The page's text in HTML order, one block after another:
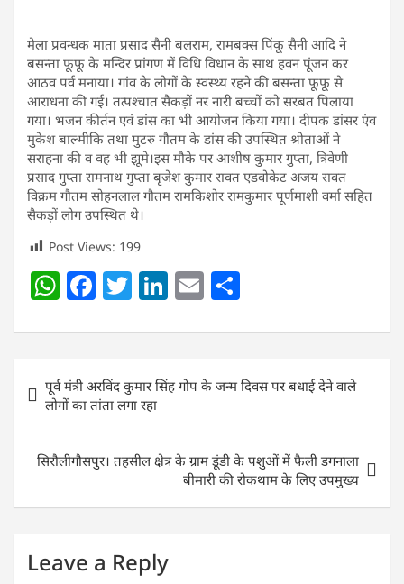
मेला प्रवन्धक माता प्रसाद सैनी बलराम, रामबक्स पिंकू सैनी आदि ने
बसन्ता फूफू के मन्दिर प्रांगण में विधि विधान के साथ हवन पूंजन कर
आठव पर्व मनाया। गांव के लोगों के स्वस्थ्य रहने की बसन्ता फूफू से
आराधना की गई। तत्पश्चात सैकड़ों नर नारी बच्चों को सरबत पिलाया
गया। भजन कीर्तन एवं डांस का भी आयोजन किया गया। दीपक डांसर एंव
मुकेश बाल्मीकि तथा मुटरु गौतम के डांस की उपस्थित श्रोताओं ने
सराहना की व वह भी झूमे।इस मौके पर आशीष कुमार गुप्ता, त्रिवेणी
प्रसाद गुप्ता रामनाथ गुप्ता बृजेश कुमार रावत एडवोकेट अजय रावत
विक्रम गौतम सोहनलाल गौतम रामकिशोर रामकुमार पूर्णमाशी वर्मा सहित
सैकड़ों लोग उपस्थित थे।
Post Views: 199
W
at
s
A
p
p
F
c
e
b
o
o
T
itt
er
Li
k
e
dI
n
E
ai
l
ar
e
Post
navigation
पूर्व मंत्री अरविंद कुमार सिंह गोप के जन्म दिवस पर बधाई देने वाले
लोगों का तांता लगा रहा
सिरौलीगौसपुर। तहसील क्षेत्र के ग्राम डूंडी के पशुओं में फैली डगनाला
बीमारी की रोकथाम के लिए उपमुख्य
Leave a Reply